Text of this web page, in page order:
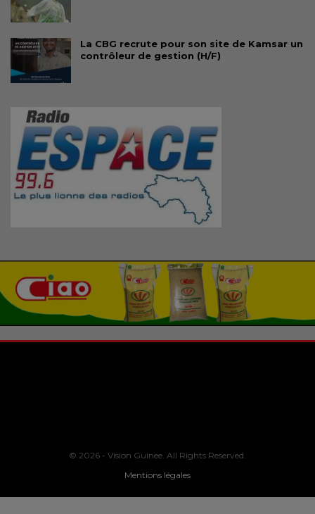
La CBG recrute pour son site de Kamsar un
contrôleur de gestion (H/F)
© 2026 - Vision Guinee. All Rights Reserved.
Mentions légales